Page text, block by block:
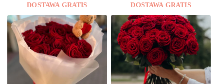
DOSTAWA GRATIS DOSTAWA GRATIS